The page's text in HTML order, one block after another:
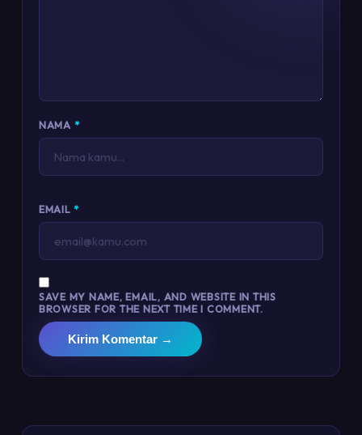
NAMA *
EMAIL *
SAVE MY NAME, EMAIL, AND WEBSITE IN THIS
BROWSER FOR THE NEXT TIME I COMMENT.
Kirim Komentar →